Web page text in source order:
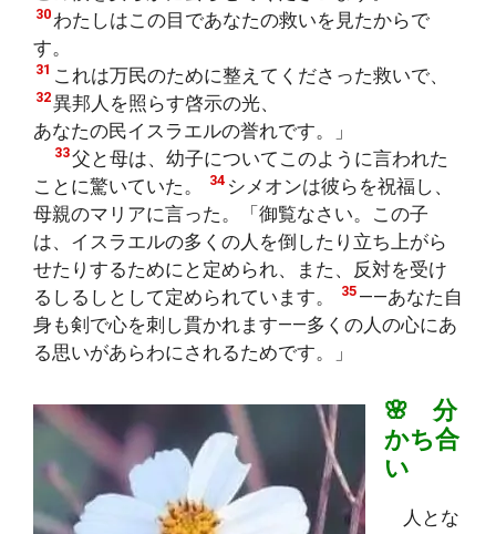
30わたしはこの目であなたの救いを見たからで
す。
31 これは万民のために整えてくださった救いで、
32異邦人を照らす啓示の光、
あなたの民イスラエルの誉れです。」
33父と母は、幼子についてこのように言われた
ことに驚いていた。
34 シメオンは彼らを祝福し、
母親のマリアに言った。「御覧なさい。この子
は、イスラエルの多くの人を倒したり立ち上がら
せたりするためにと定められ、また、反対を受け
るしるしとして定められています。
35 ――あなた自
身も剣で心を刺し貫かれます――多くの人の心にあ
る思いがあらわにされるためです。」
🌸 分
かち合
い
人とな